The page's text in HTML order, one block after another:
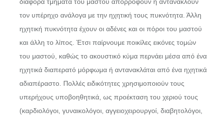
τον υπέρηχο ανάλογα με την ηχητική τους πυκνότητα. Άλλη
ηχητική πυκνότητα έχουν οι αδένες και οι πόροι του μαστού
και άλλη το λίπος. Έτσι παίρνουμε ποικίλες εικόνες τομών
του μαστού, καθώς το ακουστικό κύμα περνάει μέσα από ένα
ηχητικά διαπερατό μόρφωμα ή αντανακλάται από ένα ηχητικά
αδιαπέραστο. Πολλές ειδικότητες χρησιμοποιούν τους
υπερήχους υποβοηθητικά, ως προέκταση του χεριού τους
(καρδιολόγοι, γυναικολόγοι, αγγειοχειρουργοί, διαβητολόγοι,